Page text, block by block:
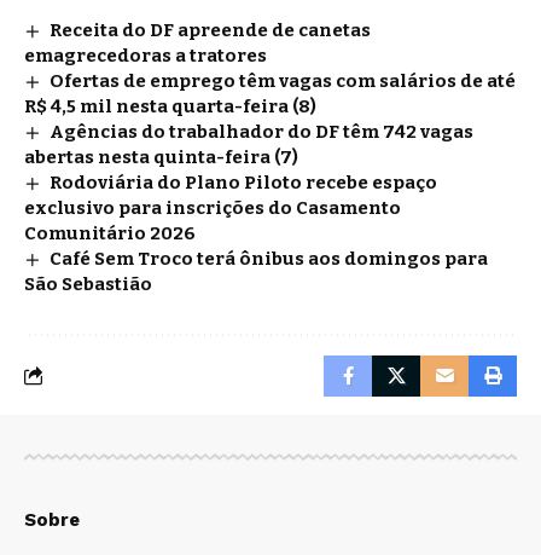
Receita do DF apreende de canetas
emagrecedoras a tratores
Ofertas de emprego têm vagas com salários de até
R$ 4,5 mil nesta quarta-feira (8)
Agências do trabalhador do DF têm 742 vagas
abertas nesta quinta-feira (7)
Rodoviária do Plano Piloto recebe espaço
exclusivo para inscrições do Casamento
Comunitário 2026
Café Sem Troco terá ônibus aos domingos para
São Sebastião
Sobre